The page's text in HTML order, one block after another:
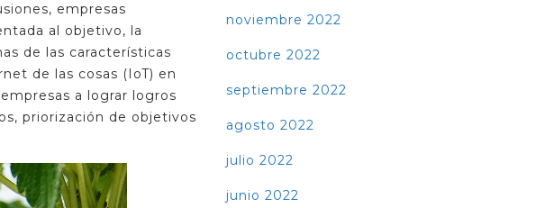
empresas
al objetivo, la
de las características
de las cosas (IoT) en
a lograr logros
priorización de objetivos
noviembre 2022
octubre 2022
septiembre 2022
agosto 2022
julio 2022
junio 2022